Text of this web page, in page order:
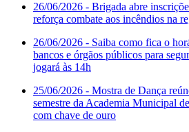
26/06/2026 - Brigada abre
reforça combate aos incêndios na
26/06/2026 - Saiba como fica o
bancos e órgãos públicos para
jogará às 14h
25/06/2026 - Mostra de Dança
semestre da Academia Municipal
com chave de ouro